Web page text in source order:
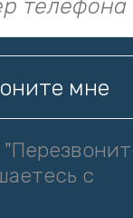
с